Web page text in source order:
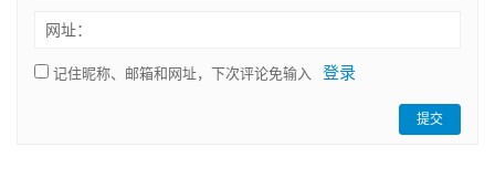
网址：
记住昵称、邮箱和网址，下次评论免输入 登录
提交